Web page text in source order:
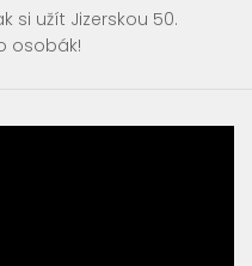
si užít Jizerskou 50.
osobák!